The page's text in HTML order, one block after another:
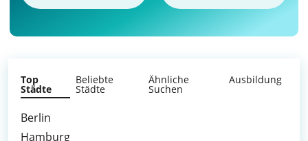
Top
Städte
Beliebte
Städte
Ähnliche
Suchen
Ausbildung
Berlin
Hamburg